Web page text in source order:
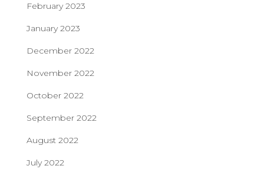
February 2023
January 2023
December 2022
November 2022
October 2022
September 2022
August 2022
July 2022